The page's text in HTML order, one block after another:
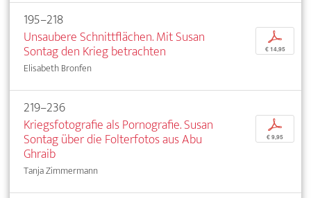
195–218
Unsaubere Schnittflächen. Mit Susan
Sontag den Krieg betrachten
Elisabeth Bronfen
p
€ 14,95
219–236
Kriegsfotografie als Pornografie. Susan
Sontag über die Folterfotos aus Abu
Ghraib
Tanja Zimmermann
p
€ 9,95